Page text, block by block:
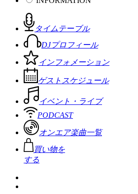
タイムテーブル
DJプロフィール
インフォメーション
ゲストスケジュール
イベント・ライブ
PODCAST
オンエア楽曲一覧
買い物を
する